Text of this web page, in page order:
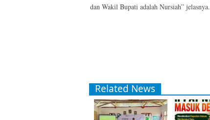
dan Wakil Bupati adalah Nursiah” jelasnya.
Related News